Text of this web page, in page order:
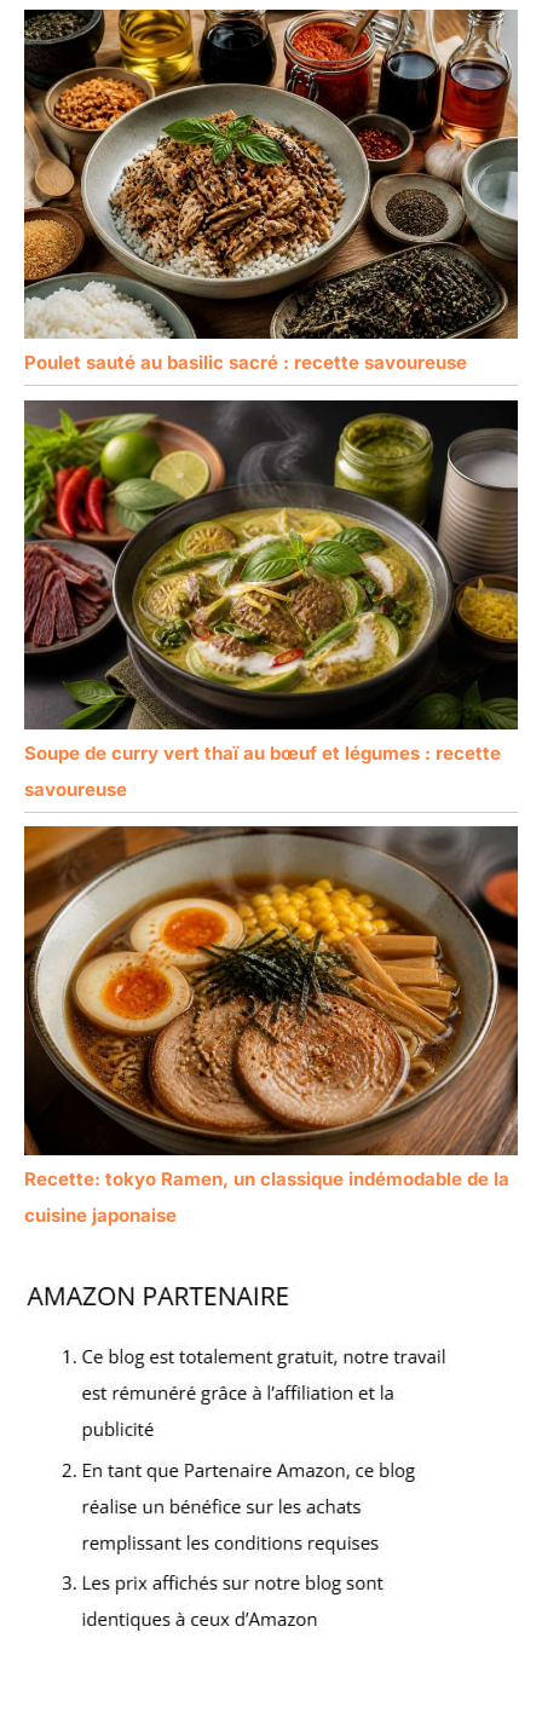
Poulet sauté au basilic sacré : recette savoureuse
Soupe de curry vert thaï au bœuf et légumes : recette
savoureuse
Recette: tokyo Ramen, un classique indémodable de la
cuisine japonaise